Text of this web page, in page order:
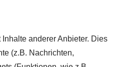
anderer Anbieter. Dies
(z.B. Nachrichten,